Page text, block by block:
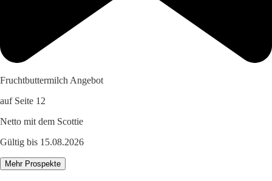
Fruchtbuttermilch Angebot
auf Seite 12
Netto mit dem Scottie
Gültig bis 15.08.2026
Mehr Prospekte